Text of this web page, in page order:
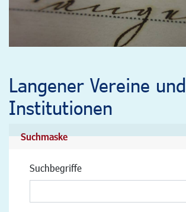
Langener Vereine und
Institutionen
Suchmaske
Suchbegriffe